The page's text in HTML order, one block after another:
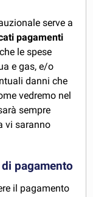
serve a
pagamenti
le spese
e gas, e/o
danni che
vedremo nel
sempre
vi saranno
pagamento
il pagamento